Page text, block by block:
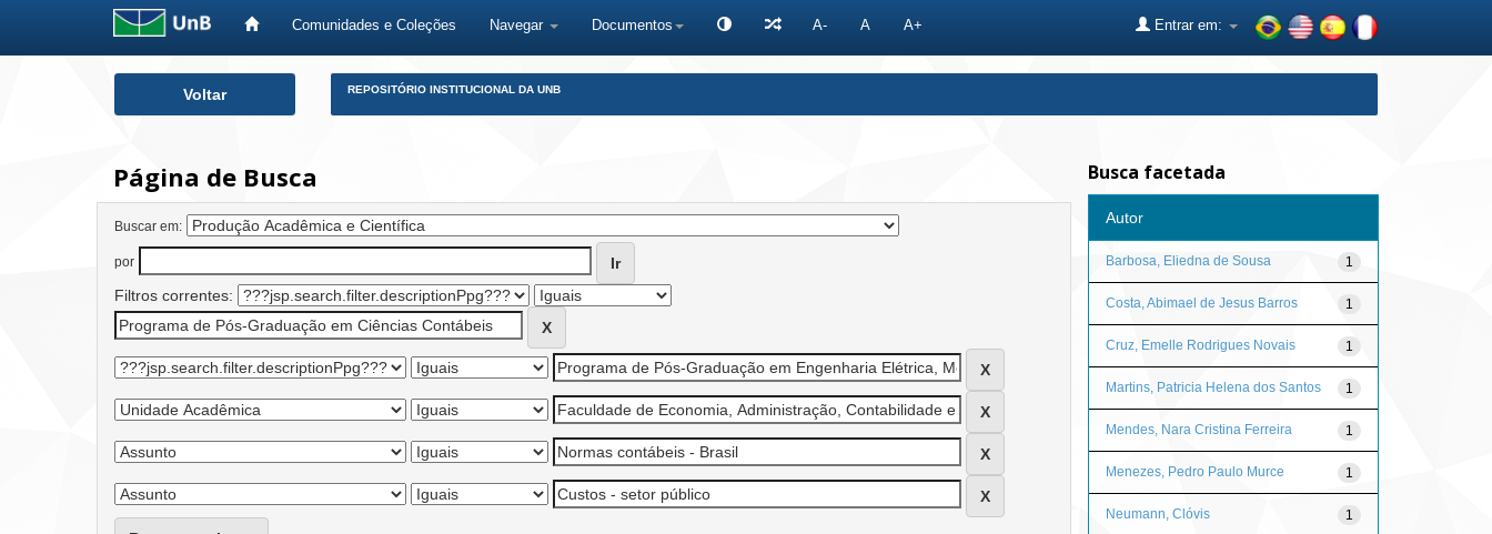
Comunidades e Coleções Navegar Documentos A- A A+ Entrar em:
Voltar REPOSITÓRIO INSTITUCIONAL DA UNB
Página de Busca
Buscar em:
por
Filtros correntes:
Busca facetada
Autor
1
Barbosa, Eliedna de Sousa
1
Costa, Abimael de Jesus Barros
1
Cruz, Emelle Rodrigues Novais
1
Martins, Patricia Helena dos Santos
1
Mendes, Nara Cristina Ferreira
1
Menezes, Pedro Paulo Murce
1
Neumann, Clóvis